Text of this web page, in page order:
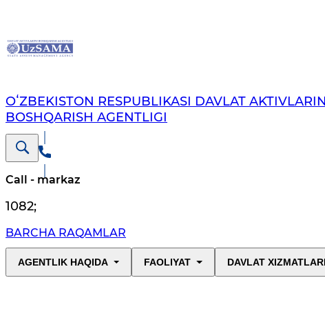
OʻZBEKISTON RESPUBLIKASI DAVLAT
BOSHQARISH AGENTLIGI
Call - markaz
1082;
BARCHA RAQAMLAR
AGENTLIK HAQIDA FAOLIYAT DAVLAT XIZMATLARI